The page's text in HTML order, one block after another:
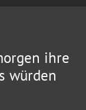
ihre
würden